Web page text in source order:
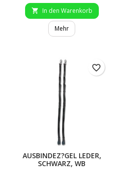
 In den Warenkorb
Mehr
AUSBINDEZ?GEL LEDER,
SCHWARZ, WB
favorite_border